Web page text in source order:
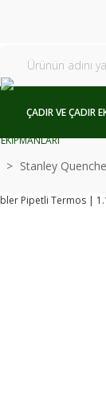
ÇADIR VE ÇADIR
Stanley